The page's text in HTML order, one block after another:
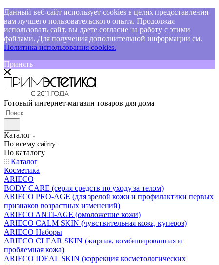
Данный веб-сайт использует cookies в целях предоставления
вам лучшего пользовательского опыта. Продолжая
использовать сайт, вы даете согласие на работу с этими
файлами. Для получения дополнительной информации см.
Политика использования cookies.
Принять
Готовый интернет-магазин товаров для дома
Каталог
По всему сайту
По каталогу
Каталог
Косметика
ARIECO
BODY CARE (серия средств по уходу за телом)
ARIECO PRO-AGE (для зрелой кожи и профилактики первых
признаков возрастных изменений)
ARIECO ANTI-AGE (омоложение кожи)
ARIECO CALM SKIN (чувствительная кожа, купероз)
ARIECO Наборы
ARIECO CLEAR SKIN (жирная, комбинированная и
проблемная кожа)
ARIECO IDEAL SKIN (коррекция косметологических